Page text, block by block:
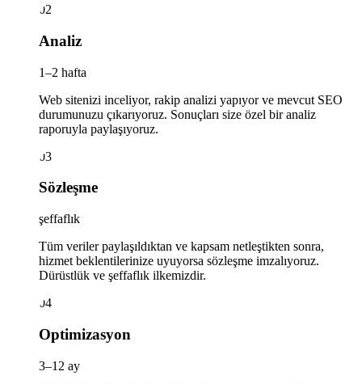
02
Analiz
1–2 hafta
Web sitenizi inceliyor, rakip analizi yapıyor ve mevcut SEO
durumunuzu çıkarıyoruz. Sonuçları size özel bir analiz
raporuyla paylaşıyoruz.
03
Sözleşme
şeffaflık
Tüm veriler paylaşıldıktan ve kapsam netleştikten sonra,
hizmet beklentilerinize uyuyorsa sözleşme imzalıyoruz.
Dürüstlük ve şeffaflık ilkemizdir.
04
Optimizasyon
3–12 ay